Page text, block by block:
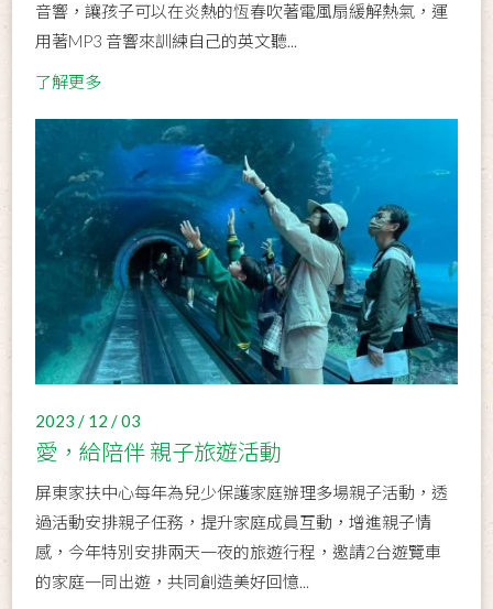
音響，讓孩子可以在炎熱的恆春吹著電風扇緩解熱氣，運
用著MP3 音響來訓練自己的英文聽...
了解更多
2023 / 12 / 03
愛，給陪伴 親子旅遊活動
屏東家扶中心每年為兒少保護家庭辦理多場親子活動，透
過活動安排親子任務，提升家庭成員互動，增進親子情
感，今年特別安排兩天一夜的旅遊行程，邀請2台遊覽車
的家庭一同出遊，共同創造美好回憶...